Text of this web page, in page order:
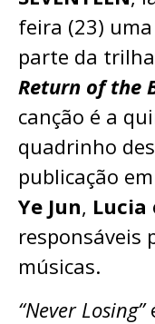
feira (23)
parte da
Return of the
canção é a
quadrinho
publicação
Ye Jun, Lucia
responsáveis
músicas.
“Never Losing”